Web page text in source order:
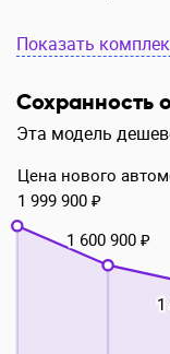
Показать
Сохранность
Эта модель
Цена нового
1 999 900 ₽
1 600 900 ₽